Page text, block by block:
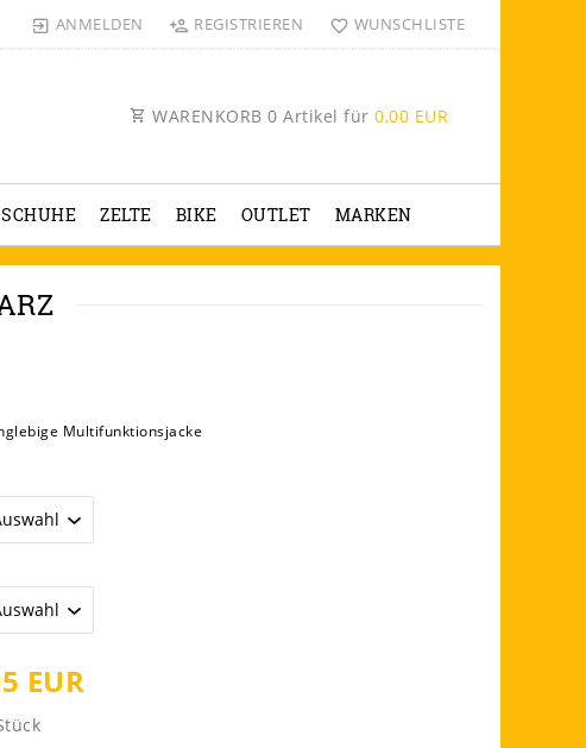
ANMELDEN REGISTRIEREN WUNSCHLISTE
WARENKORB 0 Artikel für 0,00 EUR
SCHUHE ZELTE BIKE OUTLET MARKEN
Multifunktionsjacke
EUR